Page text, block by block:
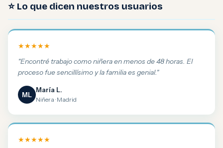
⭐ Lo que dicen nuestros usuarios
★★★★★
"Encontré trabajo como niñera en menos de 48 horas. El
proceso fue sencillísimo y la familia es genial."
ML
María L.
Niñera · Madrid
★★★★★